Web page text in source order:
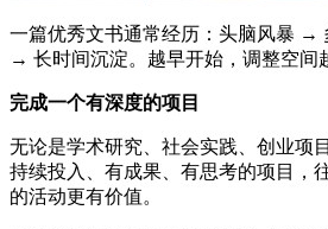
一篇优秀文书通常经历：头脑风暴 →
→ 长时间沉淀。越早开始，调整空间
完成一个有深度的项目
无论是学术研究、社会实践、创业项
持续投入、有成果、有思考的项目，
的活动更有价值。